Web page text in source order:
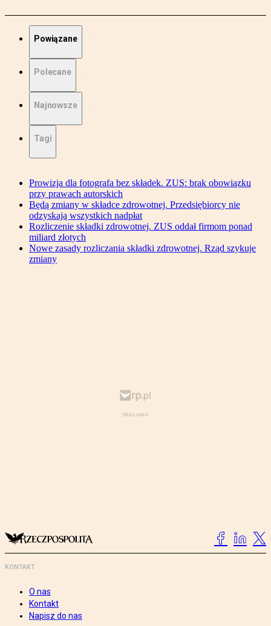
Powiązane
Polecane
Najnowsze
Tagi
Prowizja dla fotografa bez składek. ZUS: brak obowiązku
przy prawach autorskich
Będą zmiany w składce zdrowotnej. Przedsiębiorcy nie
odzyskają wszystkich nadpłat
Rozliczenie składki zdrowotnej. ZUS oddał firmom ponad
miliard złotych
Nowe zasady rozliczania składki zdrowotnej. Rząd szykuje
zmiany
KONTAKT
O nas
Kontakt
Napisz do nas